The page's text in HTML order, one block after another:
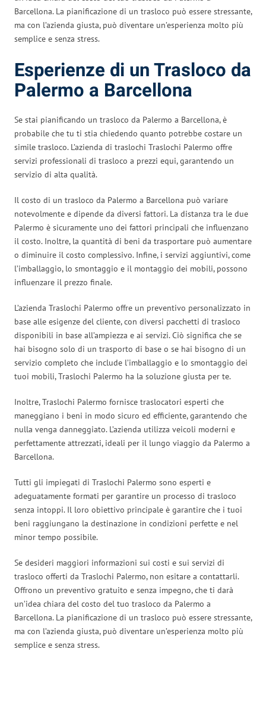
Barcellona. La pianificazione di un trasloco può essere stressante,
ma con l’azienda giusta, può diventare un’esperienza molto più
semplice e senza stress.
Esperienze di un Trasloco da
Palermo a Barcellona
Se stai pianificando un trasloco da Palermo a Barcellona, è
probabile che tu ti stia chiedendo quanto potrebbe costare un
simile trasloco. L’azienda di traslochi Traslochi Palermo offre
servizi professionali di trasloco a prezzi equi, garantendo un
servizio di alta qualità.
Il costo di un trasloco da Palermo a Barcellona può variare
notevolmente e dipende da diversi fattori. La distanza tra le due
Palermo è sicuramente uno dei fattori principali che influenzano
il costo. Inoltre, la quantità di beni da trasportare può aumentare
o diminuire il costo complessivo. Infine, i servizi aggiuntivi, come
l’imballaggio, lo smontaggio e il montaggio dei mobili, possono
influenzare il prezzo finale.
L’azienda Traslochi Palermo offre un preventivo personalizzato in
base alle esigenze del cliente, con diversi pacchetti di trasloco
disponibili in base all’ampiezza e ai servizi. Ciò significa che se
hai bisogno solo di un trasporto di base o se hai bisogno di un
servizio completo che include l’imballaggio e lo smontaggio dei
tuoi mobili, Traslochi Palermo ha la soluzione giusta per te.
Inoltre, Traslochi Palermo fornisce traslocatori esperti che
maneggiano i beni in modo sicuro ed efficiente, garantendo che
nulla venga danneggiato. L’azienda utilizza veicoli moderni e
perfettamente attrezzati, ideali per il lungo viaggio da Palermo a
Barcellona.
Tutti gli impiegati di Traslochi Palermo sono esperti e
adeguatamente formati per garantire un processo di trasloco
senza intoppi. Il loro obiettivo principale è garantire che i tuoi
beni raggiungano la destinazione in condizioni perfette e nel
minor tempo possibile.
Se desideri maggiori informazioni sui costi e sui servizi di
trasloco offerti da Traslochi Palermo, non esitare a contattarli.
Offrono un preventivo gratuito e senza impegno, che ti darà
un’idea chiara del costo del tuo trasloco da Palermo a
Barcellona. La pianificazione di un trasloco può essere stressante,
ma con l’azienda giusta, può diventare un’esperienza molto più
semplice e senza stress.